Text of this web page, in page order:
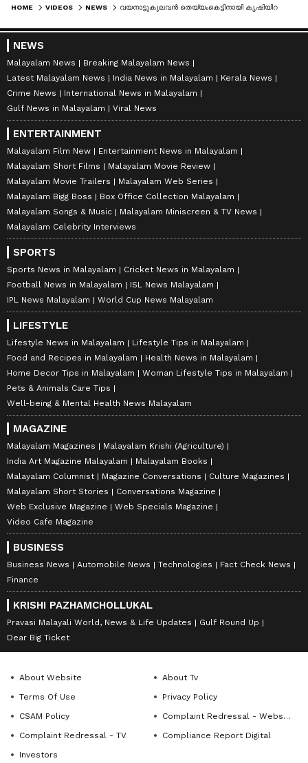
HOME VIDEOS NEWS
NEWS
Malayalam News
Breaking Malayalam News
Latest Malayalam News
India News in Malayalam
Kerala News
Crime News
International News in Malayalam
Gulf News in Malayalam
Viral News
ENTERTAINMENT
Malayalam Film New
Entertainment News in Malayalam
Malayalam Short Films
Malayalam Movie Review
Malayalam Movie Trailers
Malayalam Web Series
Malayalam Bigg Boss
Box Office Collection Malayalam
Malayalam Songs & Music
Malayalam Miniscreen & TV News
Malayalam Celebrity Interviews
SPORTS
Sports News in Malayalam
Cricket News in Malayalam
Football News in Malayalam
ISL News Malayalam
IPL News Malayalam
World Cup News Malayalam
LIFESTYLE
Lifestyle News in Malayalam
Lifestyle Tips in Malayalam
Food and Recipes in Malayalam
Health News in Malayalam
Home Decor Tips in Malayalam
Woman Lifestyle Tips in Malayalam
Pets & Animals Care Tips
Well-being & Mental Health News Malayalam
MAGAZINE
Malayalam Magazines
Malayalam Krishi (Agriculture)
India Art Magazine Malayalam
Malayalam Books
Malayalam Columnist
Magazine Conversations
Culture Magazines
Malayalam Short Stories
Conversations Magazine
Web Exclusive Magazine
Web Specials Magazine
Video Cafe Magazine
BUSINESS
Business News Automobile News Technologies
Fact Check News
Finance
KRISHI PAZHAMCHOLLUKAL
Pravasi Malayali World, News & Life Updates
Gulf Round Up
Dear Big Ticket
About Website
About Tv
Terms Of Use
Privacy Policy
CSAM Policy
Complaint Redressal - Website
Complaint Redressal - TV
Compliance Report Digital
Investors